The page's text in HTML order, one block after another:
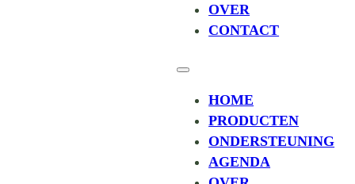
OVER
CONTACT
HOME
PRODUCTEN
ONDERSTEUNING
AGENDA